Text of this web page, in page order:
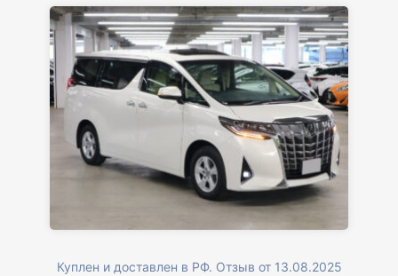
Куплен и доставлен в РФ. Отзыв от 13.08.2025